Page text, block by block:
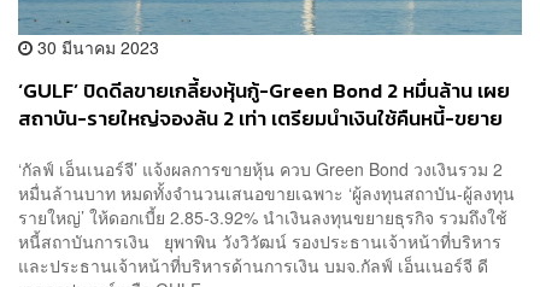
30 มีนาคม 2023
‘GULF’ ปิดดีลขายเกลี้ยงหุ้นกู้-Green Bond 2 หมื่นล้าน เผย
สถาบัน-รายใหญ่จองล้น 2 เท่า เตรียมนำเงินใช้คืนหนี้-ขยาย
‘กัลฟ์ เอ็นเนอร์จี’ แจ้งผลการขายหุ้น ควบ Green Bond วงเงินรวม 2
หมื่นล้านบาท หมดทั้งจำนวนเสนอขายเฉพาะ ‘ผู้ลงทุนสถาบัน-ผู้ลงทุน
รายใหญ่’ ให้ดอกเบี้ย 2.85-3.92% นำเงินลงทุนขยายธุรกิจ รวมถึงใช้
หนี้สถาบันการเงิน ยุพาพิน วังวิวัฒน์ รองประธานเจ้าหน้าที่บริหาร
และประธานเจ้าหน้าที่บริหารด้านการเงิน บมจ.กัลฟ์ เอ็นเนอร์จี ดี